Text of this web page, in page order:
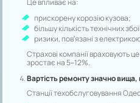
Це впливає на:
прискорену корозію кузова;
більшу кількість технічних
ризики, пов’язані з
Страхові компанії враховують
зростає на 5–12%.
Вартість ремонту значно вища,
Станції техобслуговування